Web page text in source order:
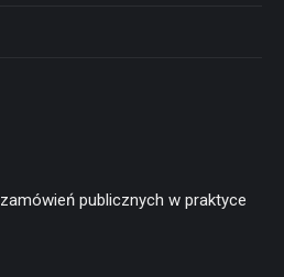
publicznych w praktyce